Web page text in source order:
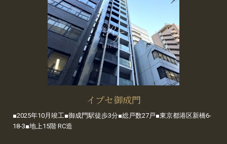
イプセ御成門
■2025年10月竣工■御成門駅徒歩3分■総戸数27戸■東京都港区新橋6-
18-3■地上15階 RC造